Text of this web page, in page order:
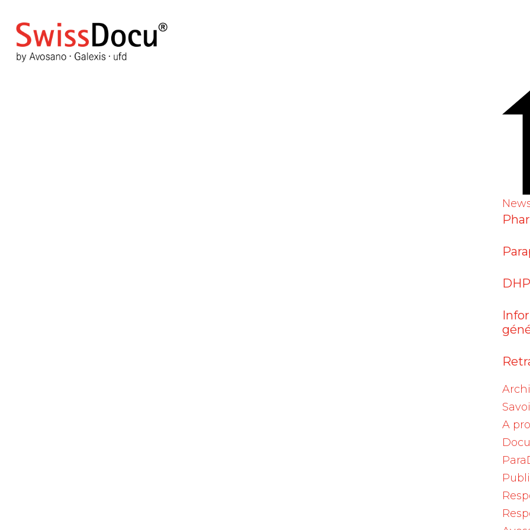
A
Les patients présentant une sérologie VHB positive doivent être surveillés pendant le
(daratumumab), afin de détecter tout signe clinique et résultat de laboratoire
d'une réactivation du VHB. Les patients doivent être traités conformément aux lignes
Chez les patients qui présentent une réactivation du VHB au cours du traitement par
(daratumumab) ainsi que tout traitement concomitant éventuel par des stéroïdes et/ou